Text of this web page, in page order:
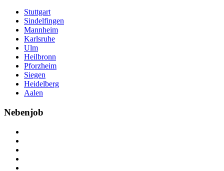
Stuttgart
Sindelfingen
Mannheim
Karlsruhe
Ulm
Heilbronn
Pforzheim
Siegen
Heidelberg
Aalen
Nebenjob